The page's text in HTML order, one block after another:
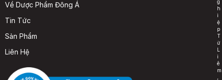
Về Dược Phẩm Đông Á
Tin Tức
Sản Phẩm
Liên Hệ
g
h
i
ệ
p
T
ừ
L
i
ê
m